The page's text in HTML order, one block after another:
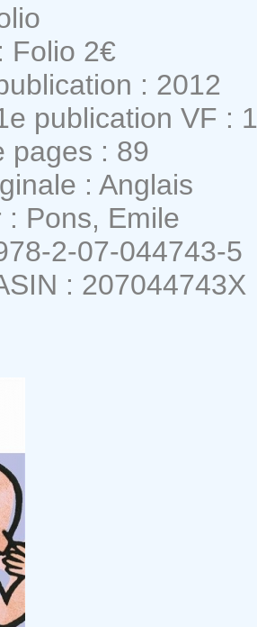
Folio 2€
: 2012
publication VF :
pages : 89
: Anglais
Pons, Emile
2-07-044743-5
: 207044743X